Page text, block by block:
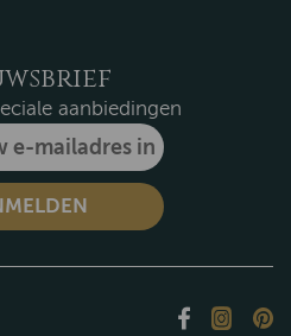
aanbiedingen